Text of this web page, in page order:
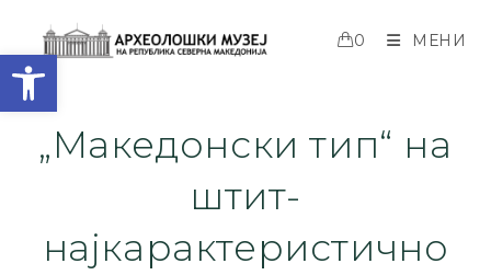
Open toolbar
0 МЕНИ
„Македонски тип“ на
штит-
најкарактеристично